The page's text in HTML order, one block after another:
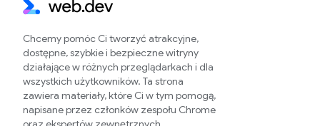
Chcemy pomóc Ci tworzyć atrakcyjne,
dostępne, szybkie i bezpieczne witryny
działające w różnych przeglądarkach i dla
wszystkich użytkowników. Ta strona
zawiera materiały, które Ci w tym pomogą,
napisane przez członków zespołu Chrome